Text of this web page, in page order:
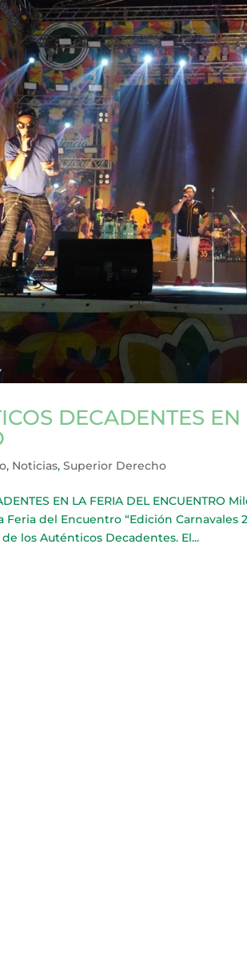
DECADENTES
, Noticias,Superior Derecho
EN LA FERIA DEL
del Encuentro “Edición Carnavales
los Auténticos Decadentes. El...